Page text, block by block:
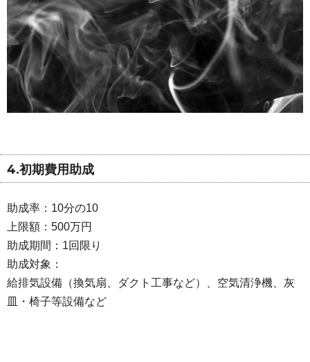
4.初期費用助成
助成率：10分の10
上限額：500万円
助成期間：1回限り
助成対象：
給排気設備（換気扇、ダクト工事など）、空気清浄機、灰
皿・椅子等設備など